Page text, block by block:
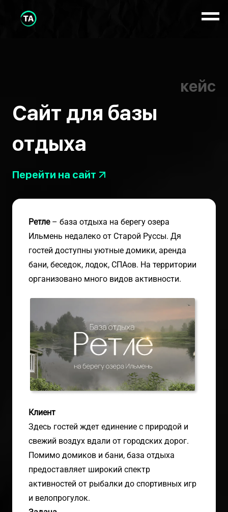
кейс
Сайт для базы
отдыха
Перейти на сайт
Ретле– база отдыха на берегу озера
Ильмень недалеко от Старой Руссы. Дя
гостей доступны уютные домики, аренда
бани, беседок, лодок, СПАов. На территории
организовано много видов активности.
Клиент
Здесь гостей ждет единение с природой и
свежий воздух вдали от городских дорог.
Помимо домиков и бани, база отдыха
предоставляет широкий спектр
активностей от рыбалки до спортивных игр
и велопрогулок.